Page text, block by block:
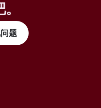
题